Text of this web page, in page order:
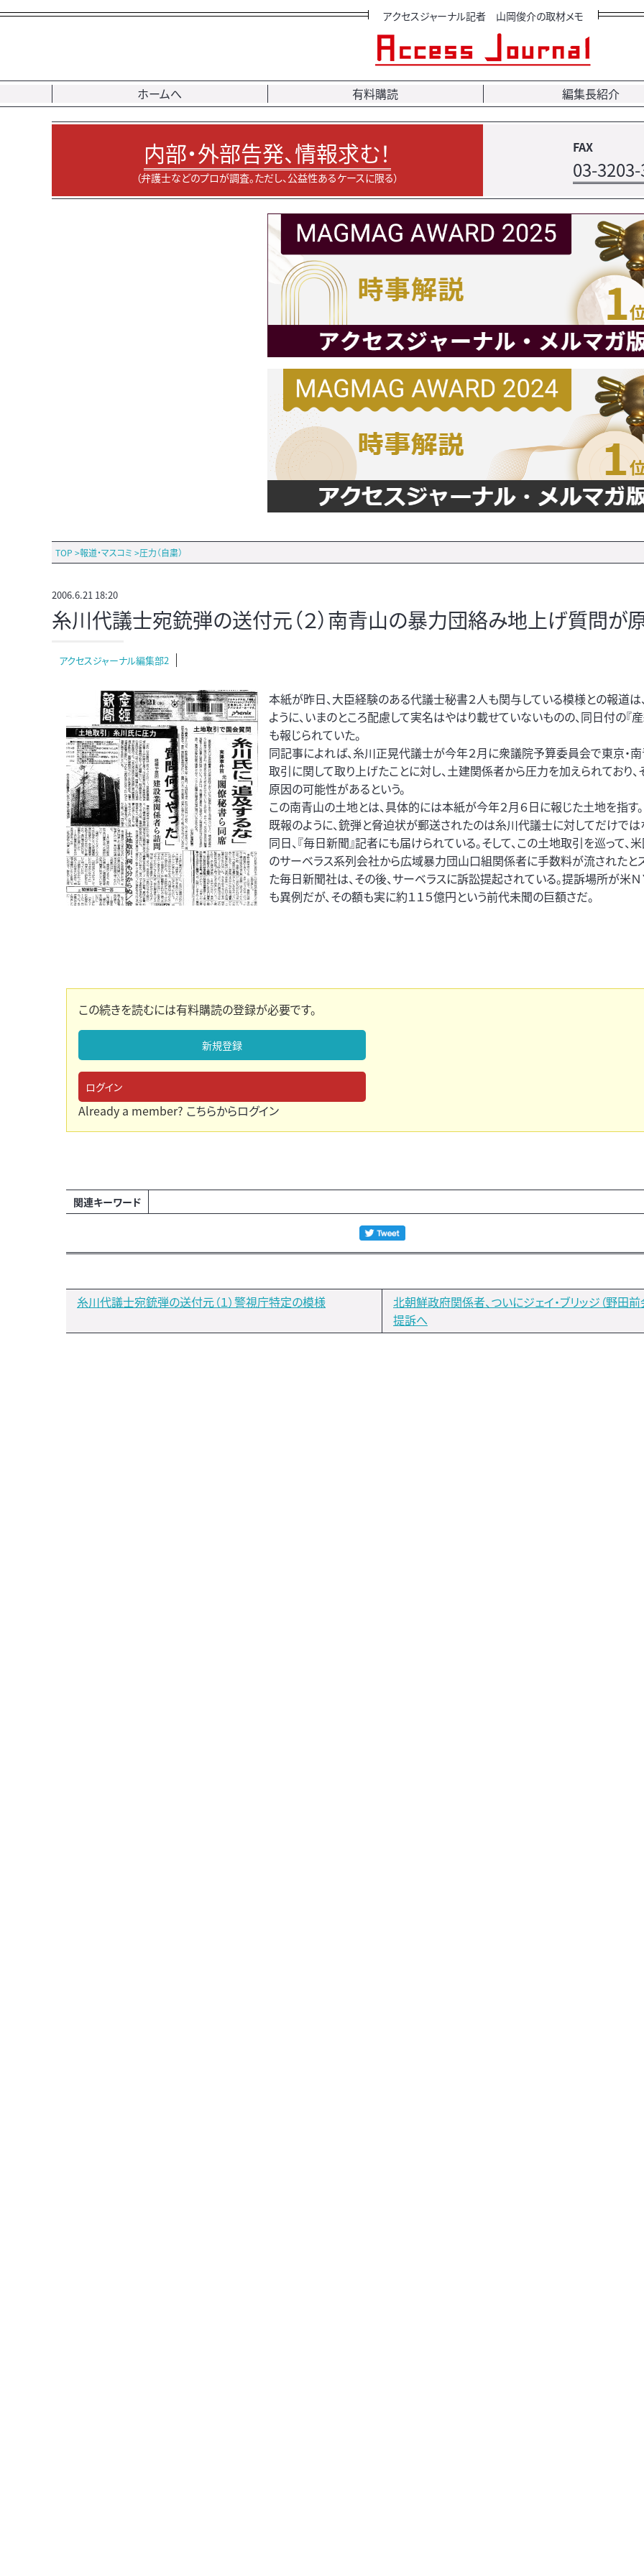
アクセスジャーナル記者 山岡俊介の取材メモ
ホームへ 有料購読 編集長紹介
内部・外部告発、情報求む！
（弁護士などのプロが調査。ただし、公益性あるケースに限る）
FAX
03-
TOP >報道・マスコミ >圧力（自粛）
2006.6.21 18:20
糸川代議士宛銃弾の送付元（２）南青山の暴力団絡み地上げ質問が原
アクセスジャーナル編集部2
本紙が昨日、大臣経験のある代議士秘書２人も関与している模様との報道は
ように、いまのところ配慮して実名はやはり載せていないものの、同日付の『
も報じられていた。
同記事によれば、糸川正晃代議士が今年２月に衆議院予算委員会で東京・
取引に関して取り上げたことに対し、土建関係者から圧力を加えられており、
原因の可能性があるという。
この南青山の土地とは、具体的には本紙が今年２月６日に報じた土地を指す。
既報のように、銃弾と脅迫状が郵送されたのは糸川代議士に対してだけでは
同日、『毎日新聞』記者にも届けられている。そして、この土地取引を巡って、
のサーベラス系列会社から広域暴力団山口組関係者に手数料が流されたと
た毎日新聞社は、その後、サーベラスに訴訟提起されている。提訴場所が米Ｎ
も異例だが、その額も実に約１１５億円という前代未聞の巨額さだ。
この続きを読むには有料購読の登録が必要です。
新規登録
ログイン
Already a member? こちらからログイン
関連キーワード
糸川代議士宛銃弾の送付元（１）警視庁特定の模様
北朝鮮政府関係者、ついにジェイ・ブリッジ（野田前
提訴へ